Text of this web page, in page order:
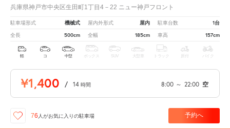
兵庫県神戸市中央区生田町1丁目4－22 ニュー神戸フロント
駐車場形式 機械式 屋内外形式 屋内 駐車台数 1台
全長 500cm 全幅 185cm 車高 157cm
軽 コ 中型 ボックス SUV 大型車 トラック 原付 バイク
¥1,400 / 14 時間 8:00 ～ 22:00 空
76 人がお気に入りの駐車場 予約へ